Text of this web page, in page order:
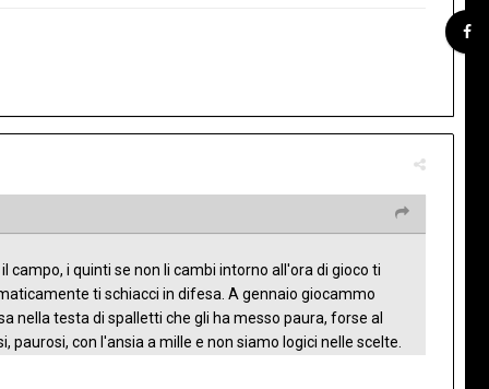
campo, i quinti se non li cambi intorno all'ora di gioco ti
ti schiacci in difesa. A gennaio giocammo
nella testa di spalletti che gli ha messo paura, forse al
con l'ansia a mille e non siamo logici nelle scelte.